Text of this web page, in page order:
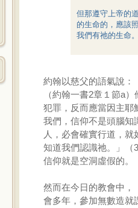
但那遵守上帝的
的生命的，應該
我們有祂的生命
約翰以慈父的語氣說：
（約翰一書2章１節a
犯罪，反而應當因主耶
我們，信仰不是頭腦知
人，必會確實行道，
知道我們認識祂。」（
信仰就是空洞虛假的。
然而在今日的教會中，
會多年，參加無數造就